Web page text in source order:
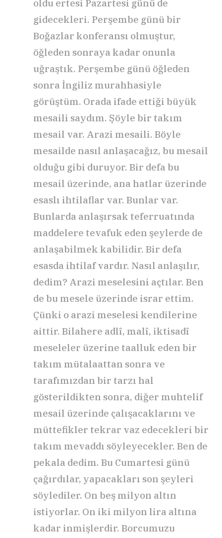
oldu ertesi Pazartesi günü de
gidecekleri. Perşembe günü bir
Boğazlar konferansı olmuştur,
öğleden sonraya kadar onunla
uğraştık. Perşembe günü öğleden
sonra İngiliz murahhasiyle
görüştüm. Orada ifade ettiği büyük
mesaili saydım. Şöyle bir takım
mesail var. Arazi mesaili. Böyle
mesailde nasıl anlaşacağız, bu mesail
olduğu gibi duruyor. Bir defa bu
mesail üzerinde, ana hatlar üzerinde
esaslı ihtilaflar var. Bunlar var.
Bunlarda anlaşırsak teferruatında
maddelere tevafuk eden şeylerde de
anlaşabilmek kabilidir. Bir defa
esasda ihtilaf vardır. Nasıl anlaşılır,
dedim? Arazi meselesini açtılar. Ben
de bu mesele üzerinde israr ettim.
Çünki o arazi meselesi kendilerine
aittir. Bilahere adlî, malî, iktisadî
meseleler üzerine taalluk eden bir
takım mütalaattan sonra ve
tarafımızdan bir tarzı hal
gösterildikten sonra, diğer muhtelif
mesail üzerinde çalışacaklarını ve
müttefikler tekrar vaz edecekleri bir
takım mevaddı söyleyecekler. Ben de
pekala dedim. Bu Cumartesi günü
çağırdılar, yapacakları son şeyleri
söylediler. On beş milyon altın
istiyorlar. On iki milyon lira altına
kadar inmişlerdir. Borcumuzu